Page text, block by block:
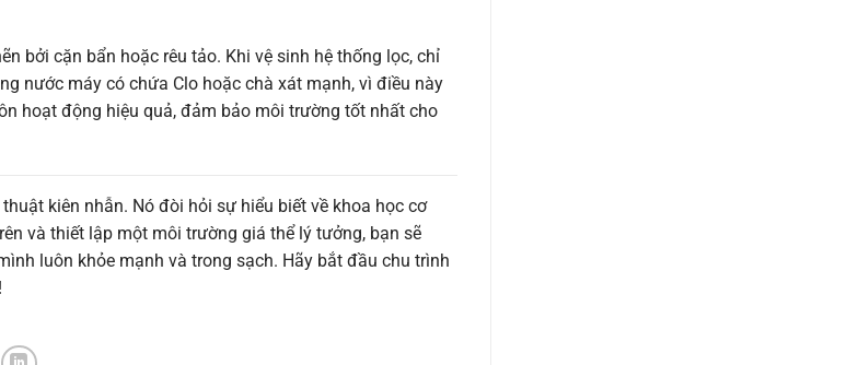
bởi cặn bẩn hoặc rêu tảo. Khi vệ sinh hệ thống lọc, chỉ
nước máy có chứa Clo hoặc chà xát mạnh, vì điều này
hoạt động hiệu quả, đảm bảo môi trường tốt nhất cho
kiên nhẫn. Nó đòi hỏi sự hiểu biết về khoa học cơ
và thiết lập một môi trường giá thể lý tưởng, bạn sẽ
luôn khỏe mạnh và trong sạch. Hãy bắt đầu chu trình